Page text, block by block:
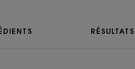
301
RÉSULTATS